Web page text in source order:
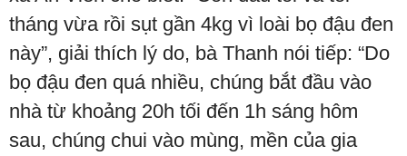
tháng vừa rồi sụt gần 4kg vì loài bọ đậu đen
này”, giải thích lý do, bà Thanh nói tiếp: “Do
bọ đậu đen quá nhiều, chúng bắt đầu vào
nhà từ khoảng 20h tối đến 1h sáng hôm
sau, chúng chui vào mùng, mền của gia